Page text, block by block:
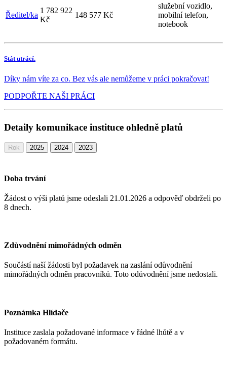
Ředitel/ka
1 782 922
Kč
148 577 Kč
služební vozidlo,
mobilní telefon,
notebook
Stát utrácí.
Díky nám víte za co. Bez vás ale nemůžeme v práci pokračovat!
PODPOŘTE NAŠI PRÁCI
Detaily komunikace instituce ohledně platů
Rok 2025 2024 2023
Doba trvání
Žádost o výši platů jsme odeslali 21.01.2026 a odpověď obdrželi po
8 dnech.
Zdůvodnění mimořádných odměn
Součástí naší žádosti byl požadavek na zaslání odůvodnění
mimořádných odměn pracovníků. Toto odůvodnění jsme nedostali.
Poznámka Hlídače
Instituce zaslala požadované informace v řádné lhůtě a v
požadovaném formátu.